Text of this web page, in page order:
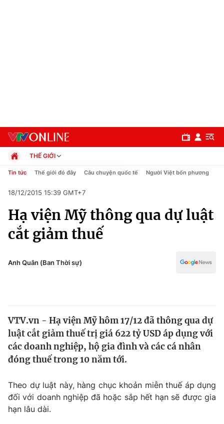
Chuyên mục
Chính trị
Thế giới
Tin tức
Thế giới đó đây
Câu chuyện quốc tế
Tài chính
Thị trường
Dữ liệu và đời sống
THẾ GIỚI
Chính trị
Pháp luật
Kinh tế
Thể thao
Truyền hình
Y tế
Tin tức Thế giới đó đây Câu chuyện quốc tế Người Việt bốn phương
18/12/2015 15:39 GMT+7
Hạ viện Mỹ thông qua dự luật
cắt giảm thuế
Anh Quân (Ban Thời sự)
VTV.vn - Hạ viện Mỹ hôm 17/12 đã thông qua dự
luật cắt giảm thuế trị giá 622 tỷ USD áp dụng với
các doanh nghiệp, hộ gia đình và các cá nhân
đóng thuế trong 10 năm tới.
Theo dự luật này, hàng chục khoản miễn thuế áp dụng
đối với doanh nghiệp đã hoặc sắp hết hạn sẽ được gia
hạn lâu dài.